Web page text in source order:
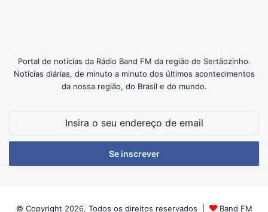
Portal de notícias da Rádio Band FM da região de Sertãozinho.
Notícias diárias, de minuto a minuto dos últimos acontecimentos
da nossa região, do Brasil e do mundo.
seu
de
© Copyright 2026, Todos os direitos reservados | Band FM